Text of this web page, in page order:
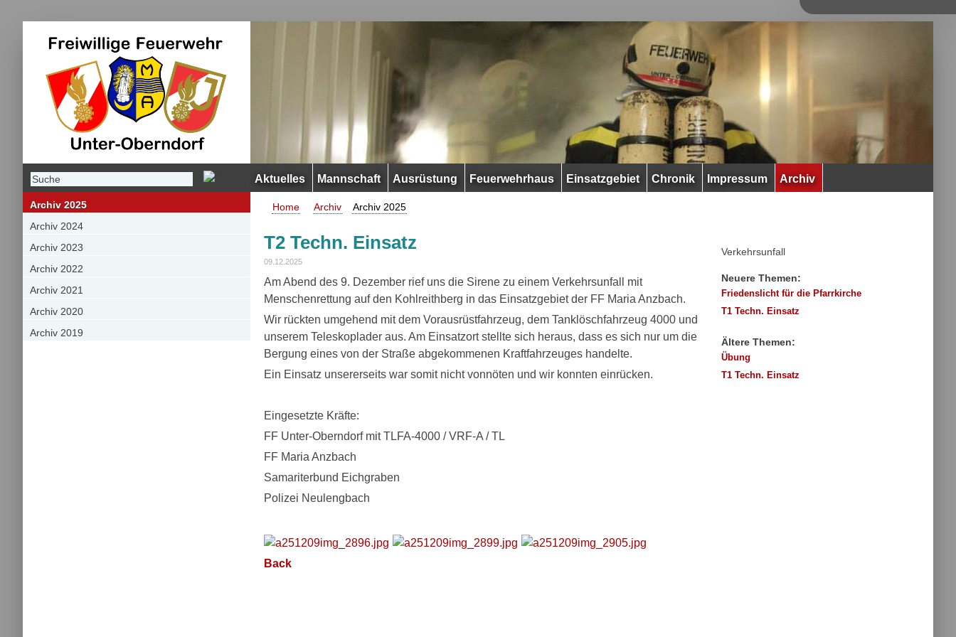
Aktuelles Mannschaft Ausrüstung Feuerwehrhaus Einsatzgebiet Chronik Impressum Archiv
Archiv 2025
Archiv 2024
Archiv 2023
Archiv 2022
Archiv 2021
Archiv 2020
Archiv 2019
Home Archiv Archiv 2025
T2 Techn. Einsatz
09.12.2025
Am Abend des 9. Dezember rief uns die Sirene zu einem Verkehrsunfall mit
Menschenrettung auf den Kohlreithberg in das Einsatzgebiet der FF Maria Anzbach.
Wir rückten umgehend mit dem Vorausrüstfahrzeug, dem Tanklöschfahrzeug 4000 und
unserem Teleskoplader aus. Am Einsatzort stellte sich heraus, dass es sich nur um die
Bergung eines von der Straße abgekommenen Kraftfahrzeuges handelte.
Ein Einsatz unsererseits war somit nicht vonnöten und wir konnten einrücken.
Eingesetzte Kräfte:
FF Unter-Oberndorf mit TLFA-4000 / VRF-A / TL
FF Maria Anzbach
Samariterbund Eichgraben
Polizei Neulengbach
Back
Verkehrsunfall
Neuere Themen:
Friedenslicht für die Pfarrkirche
T1 Techn. Einsatz
Ältere Themen:
Übung
T1 Techn. Einsatz